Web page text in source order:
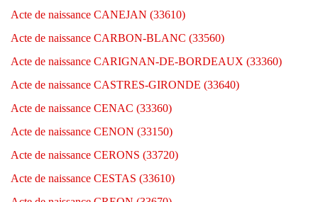
Acte de naissance CANEJAN (33610)
Acte de naissance CARBON-BLANC (33560)
Acte de naissance CARIGNAN-DE-BORDEAUX (33360)
Acte de naissance CASTRES-GIRONDE (33640)
Acte de naissance CENAC (33360)
Acte de naissance CENON (33150)
Acte de naissance CERONS (33720)
Acte de naissance CESTAS (33610)